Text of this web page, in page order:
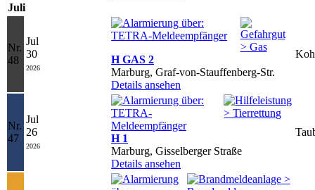
Juli
Nr.
48
Jul
30
2026
H GAS 2
Marburg, Graf-von-Stauffenberg-Str.
Details ansehen
Nr.
47
Jul
26
2026
H 1
Marburg, Gisselberger Straße
Details ansehen